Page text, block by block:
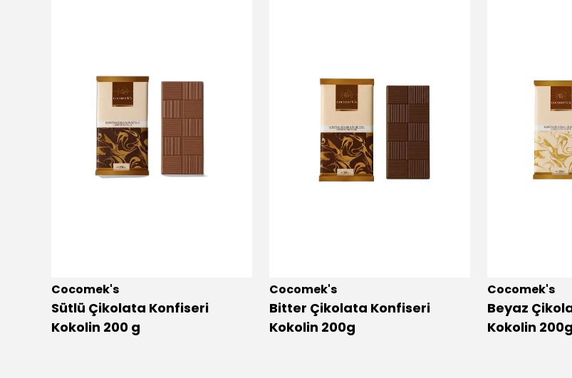
Cocomek's
Sütlü Çikolata Konfiseri
Kokolin 200 g
Cocomek's
Bitter Çikolata Konfiseri
Kokolin 200g
Cocomek's
Beyaz
Kokolin 200g